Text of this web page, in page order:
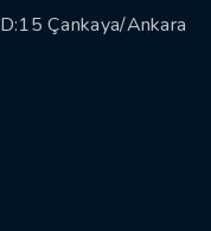
Çankaya/Ankara